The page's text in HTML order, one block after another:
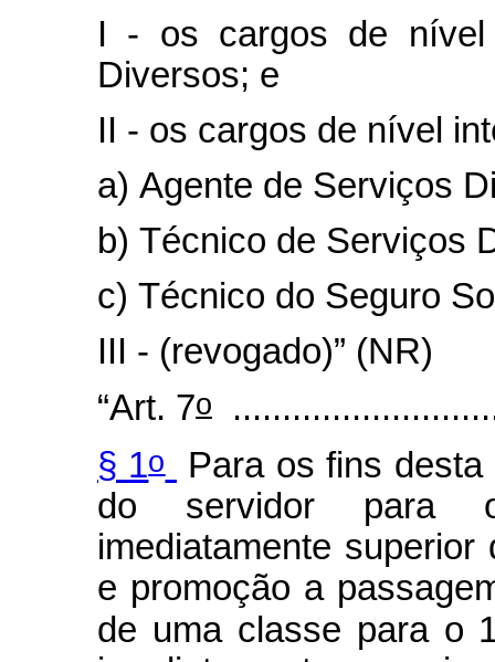
I - os cargos de nível
Diversos; e
II - os cargos de nível
a) Agente de Serviços
b) Técnico de Serviços
c) Técnico do Seguro
III - (revogado)” (NR)
“Art. 7o
§ 1o
Para os fins
do servidor para
imediatamente
e promoção a
de uma classe para o